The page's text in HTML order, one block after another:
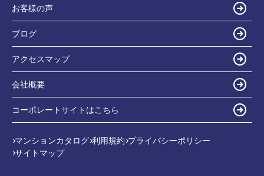
お客様の声
ブログ
アクセスマップ
会社概要
コーポレートサイトはこちら
マンションカタログ 利用規約 プライバシーポリシー
サイトマップ